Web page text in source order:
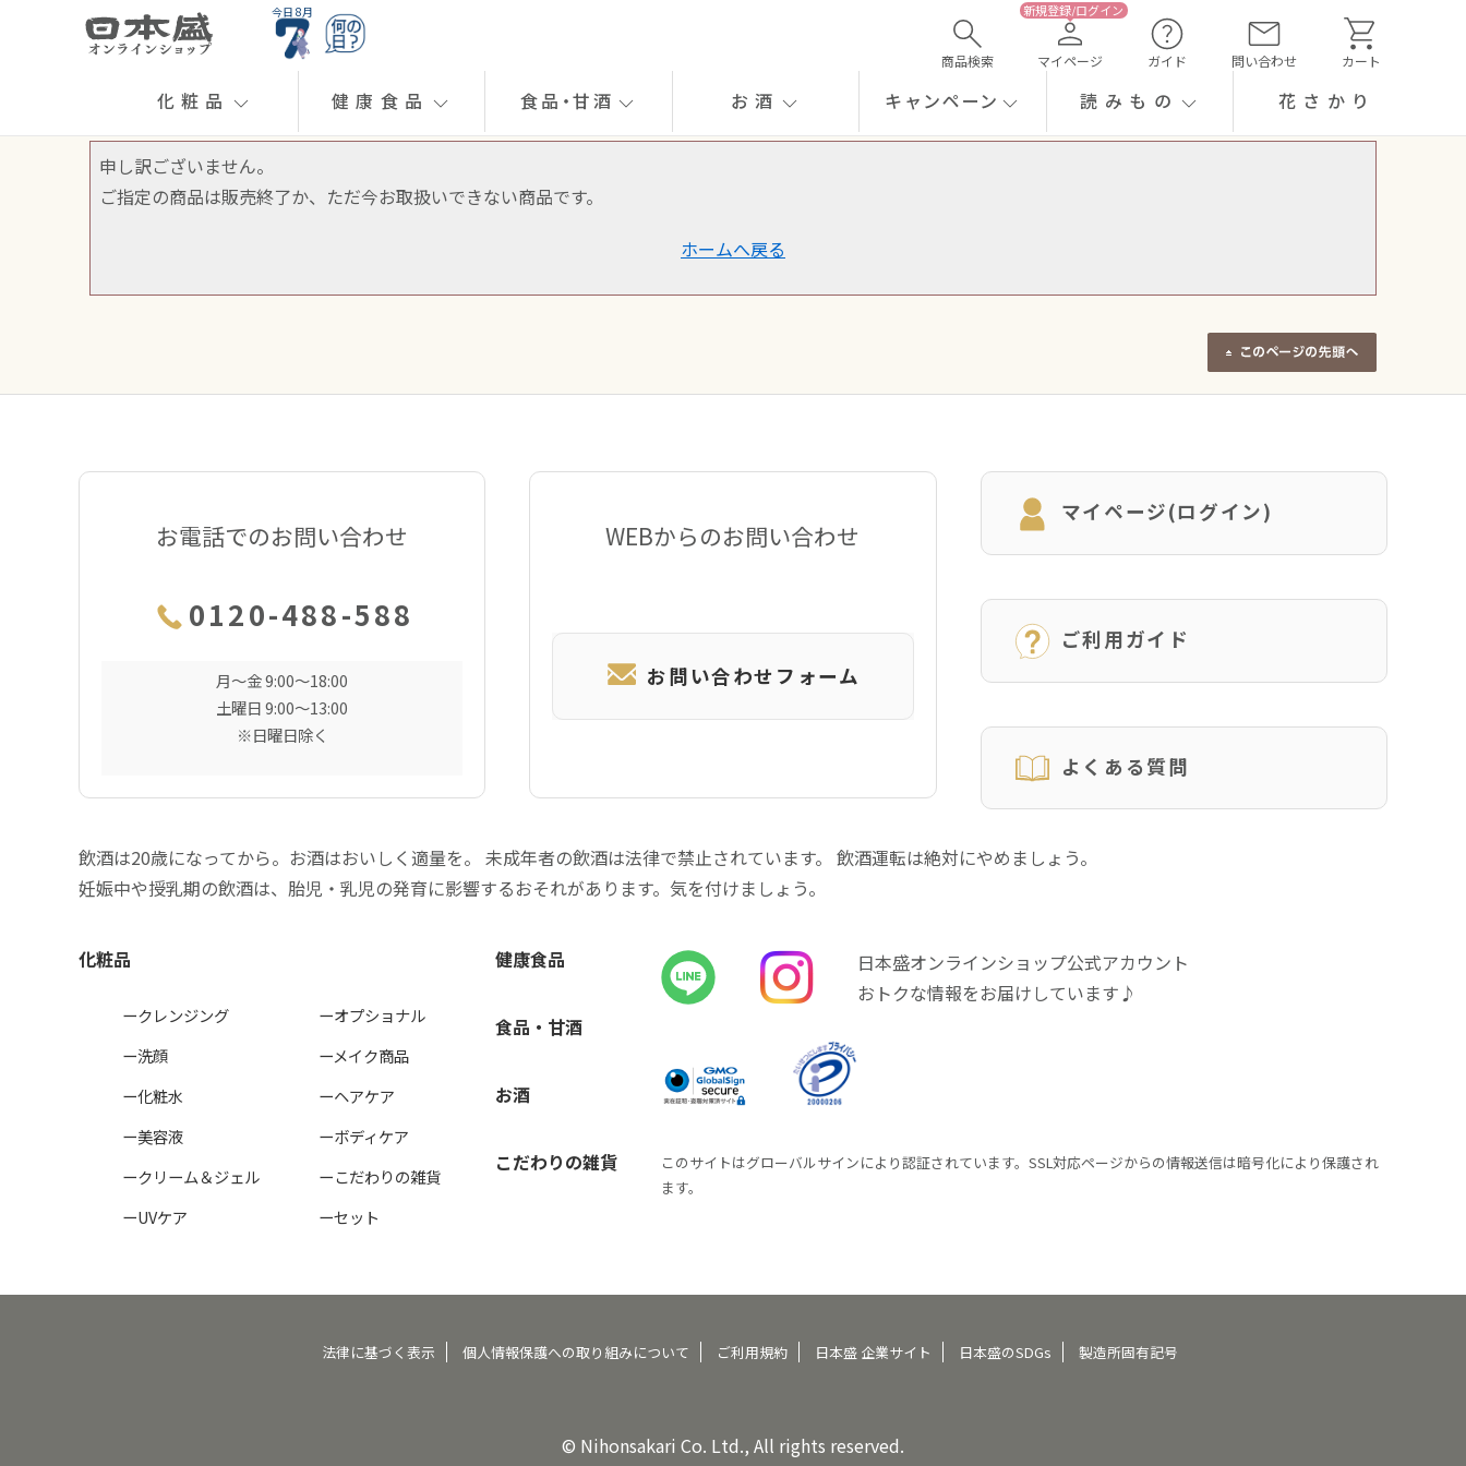
今日 8月
商品検索 マイページ ガイド 問い合わせ カート
化粧品 健康食品 食品・甘酒 お酒 キャンペーン 読みもの 花さかり
申し訳ございません。
ご指定の商品は販売終了か、ただ今お取扱いできない商品です。
ホームへ戻る
お電話でのお問い合わせ
0120-488-588
月〜金 9:00〜18:00
土曜日 9:00〜13:00
※日曜日除く
WEBからのお問い合わせ
お問い合わせフォーム
マイページ(ログイン)
ご利用ガイド
よくある質問
飲酒は20歳になってから。お酒はおいしく適量を。 未成年者の飲酒は法律で禁止されています。 飲酒運転は絶対にやめましょう。
妊娠中や授乳期の飲酒は、胎児・乳児の発育に影響するおそれがあります。気を付けましょう。
化粧品
ークレンジング
ー洗顔
ー化粧水
ー美容液
ークリーム＆ジェル
ーUVケア
ーオプショナル
ーメイク商品
ーヘアケア
ーボディケア
ーこだわりの雑貨
ーセット
健康食品
食品・甘酒
お酒
こだわりの雑貨
日本盛オンラインショップ公式アカウント
おトクな情報をお届けしています♪
このサイトはグローバルサインにより認証されています。SSL対応ページからの情報送信は暗号化により保護され
ます。
法律に基づく表示 個人情報保護への取り組みについて ご利用規約 日本盛 企業サイト 日本盛のSDGs 製造所固有記号
© Nihonsakari Co. Ltd., All rights reserved.